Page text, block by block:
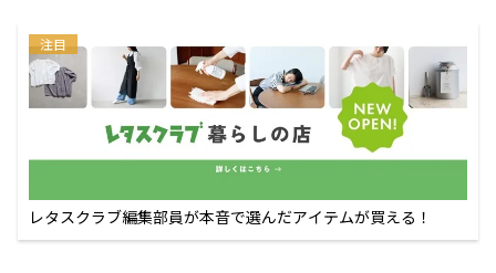
注目
レタスクラブ編集部員が本音で選んだアイテムが買える！